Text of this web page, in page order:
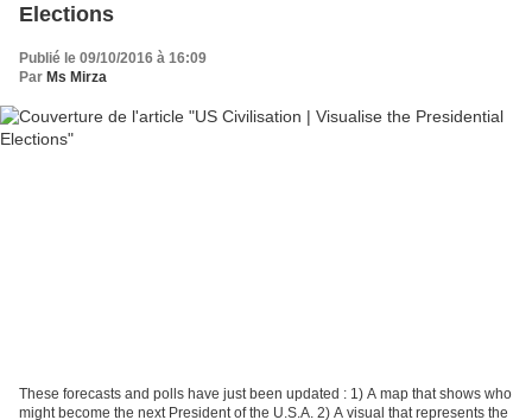
Elections
Publié le 09/10/2016 à 16:09
Par Ms Mirza
These forecasts and polls have just been updated : 1) A map that shows who
might become the next President of the U.S.A. 2) A visual that represents the